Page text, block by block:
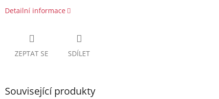
Detailní informace
ZEPTAT SE SDÍLET
Související produkty